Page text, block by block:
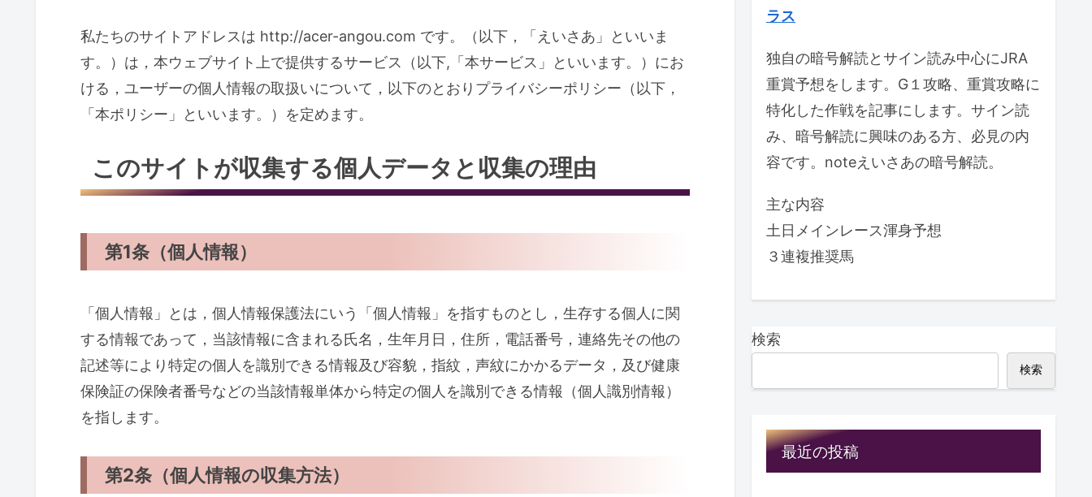
私たちのサイトアドレスは http://acer-angou.com です。（以下，「えいさあ」といいま
す。）は，本ウェブサイト上で提供するサービス（以下,「本サービス」といいます。）にお
ける，ユーザーの個人情報の取扱いについて，以下のとおりプライバシーポリシー（以下，
「本ポリシー」といいます。）を定めます。
このサイトが収集する個人データと収集の理由
第1条（個人情報）
「個人情報」とは，個人情報保護法にいう「個人情報」を指すものとし，生存する個人に関
する情報であって，当該情報に含まれる氏名，生年月日，住所，電話番号，連絡先その他の
記述等により特定の個人を識別できる情報及び容貌，指紋，声紋にかかるデータ，及び健康
保険証の保険者番号などの当該情報単体から特定の個人を識別できる情報（個人識別情報）
を指します。
第2条（個人情報の収集方法）
ラス
独自の暗号解読とサイン読み中心にJRA
重賞予想をします。G１攻略、重賞攻略に
特化した作戦を記事にします。サイン読
み、暗号解読に興味のある方、必見の内
容です。noteえいさあの暗号解読。
主な内容
土日メインレース渾身予想
３連複推奨馬
検索
検索
最近の投稿